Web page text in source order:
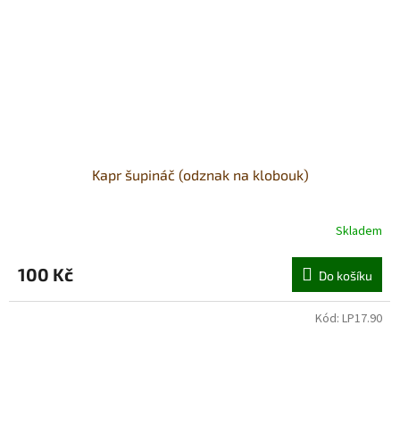
Kapr šupináč (odznak na klobouk)
Skladem
100 Kč Do košíku
Kód: LP17.90